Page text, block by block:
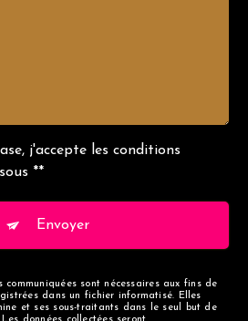
j'accepte les conditions
**
Envoyer
communiquées sont nécessaires aux fins de
dans un fichier informatisé. Elles
et ses sous-traitants dans le seul but de